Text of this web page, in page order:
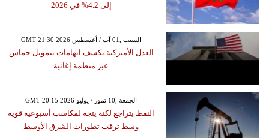
إلى 4.2% في 2026
GMT 21:30 2026 السبت ,01 آب / أغسطس
العدل الأميركية تكشف اتهامات بتمويل حماس
عبر منظمة إغاثية
GMT 20:15 2026 الجمعة ,10 تموز / يوليو
النفط يتراجع لكنه يتجه لمكاسب أسبوعية قوية
وسط ترقب تطورات الشرق الأوسط